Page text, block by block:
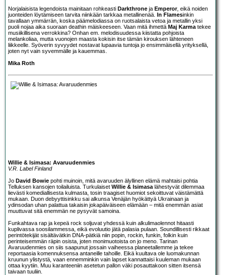
Norjalaisista legendoista mainitaan rohkeasti Darkthrone ja Emperor, eikä noiden
juonteiden löytämiseen tarvita niinkään tarkkaa metallinenää. In Flamesinkin
tavallaan ymmärrän, koska päämelodiassa on ruotsalaista vetoa ja metallin yksi
puoli nojaa aika suoraan deathin mäiskeeseen. Vaan mitä ihmettä Maj Karma tekee
musiikillisena verrokkina? Onhan em. melodisuudessa kiistatta pohjoista
melankoliaa, mutta vuonojen maasta kokisin itse tämän kirouksen lähteneen
liikkeelle. Syöverin syvyydet nostavat lupaavia tuntoja jo ensimmäisellä yrityksellä,
joten nyt vain syvemmälle ja kauemmas.
Mika Roth
Willie & Isimasa: Avaruudenmies
V.R. Label Finland
Jo David Bowie pohti muinoin, mitä avaruuden älyllinen elämä mahtaisi pohtia
Telluksen kansojen toilailuista. Turkulaiset Willie & Isimasa lähestyvät dilemmaa
lievästi komediallisesta kulmasta, tosin traagiset huomiot sekoittuvat väistämättä
mukaan. Duon debyyttisinkku sai alkunsa Venäjän hyökättyä Ukrainaan ja
ydinsodan uhan palattua takaisin jokapäiväiseen elämään – mitä enemmän asiat
muuttuvat sitä enemmän ne pysyvät samoina.
Funkahtava rap ja kepeä rock soljuvat yhdessä kuin alkulimaolennot hitaasti
kuplivassa soosilammessa, eikä evoluutio jätä palasia pulaan. Soundillisesti rikkaat
perintötekijät sisältävätkin DNA-pätkiä niin popin, rockin, funkin, folkin kuin
perinteisemmän räpin osista, joten monimuotoista on jo meno. Tarinan
Avaruudenmies on siis saapunut jossain vaiheessa planeetallemme ja tekee
reportaasia komennuksensa antaneille tahoille. Eikä kuultava ole luomakunnan
kruunun ylistystä, vaan ennemminkin vain lapset kannattaisi kuuleman mukaan
ottaa kyytiin. Muu karanteeniin asetetun pallon väki posauttakoon sitten itsensä
taivaan tuuliin.